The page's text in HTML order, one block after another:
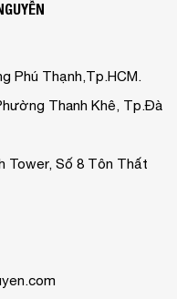
Phú Thạnh,Tp.HCM.
Thanh Khê, Tp.Đà
Tower, Số 8 Tôn Thất